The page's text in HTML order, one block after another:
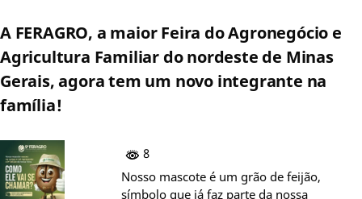
A FERAGRO, a maior Feira do Agronegócio e
Agricultura Familiar do nordeste de Minas
Gerais, agora tem um novo integrante na
família!
8
Nosso mascote é um grão de feijão,
símbolo que já faz parte da nossa